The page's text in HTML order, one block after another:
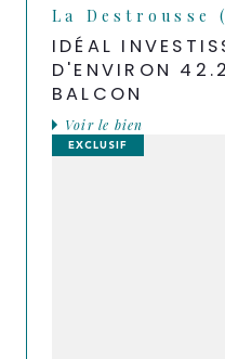
La Destrousse
IDÉAL
D'ENVIRON
BALCON
Voir le bien
EXCLUSIF